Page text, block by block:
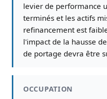
levier de performance
terminés et les actifs
refinancement est
l'impact de la hausse
de portage devra être
OCCUPATION